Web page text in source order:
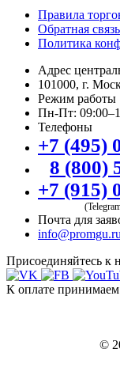
Правила
Обратная связь
Политика
Адрес
101000, г.
Режим работы
Пн-Пт:
Телефоны
+7 (495)
8 (800)
+7 (915)
Почта для
info@promgu.ru
Присоединяйтесь к
К оплате принимаем
©